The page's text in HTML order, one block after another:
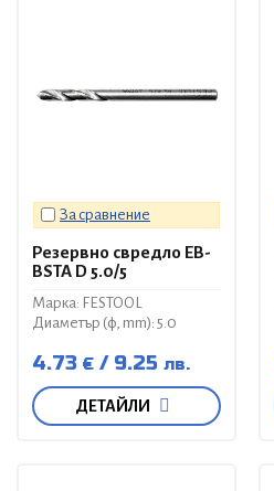
За сравнение
Резервно свредло EB-
BSTA D 5.0/5
Марка: FESTOOL
Диаметър (ф, mm): 5.0
4.73 € 9.25 лв.
ДЕТАЙЛИ